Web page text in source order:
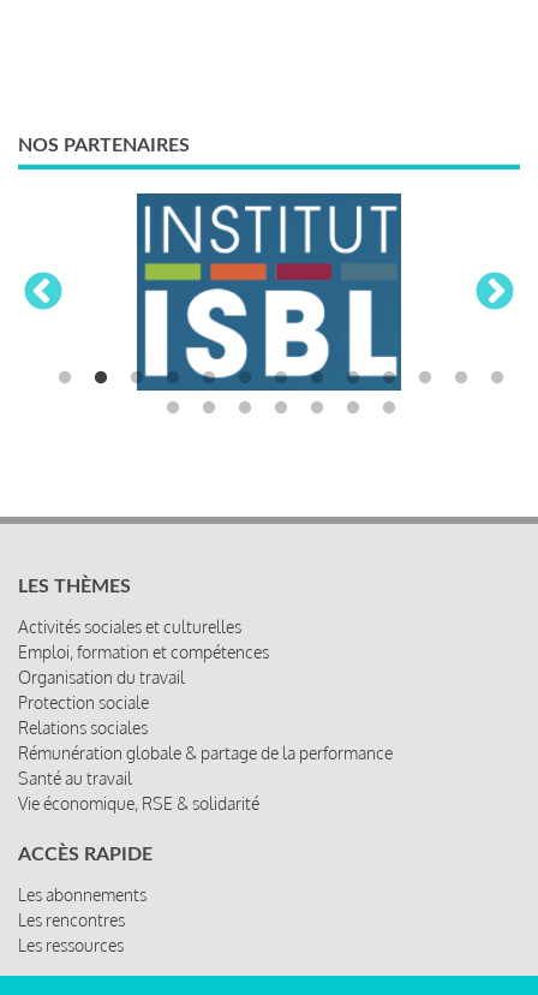
NOS PARTENAIRES
LES THÈMES
Activités sociales et culturelles
Emploi, formation et compétences
Organisation du travail
Protection sociale
Relations sociales
Rémunération globale & partage de la performance
Santé au travail
Vie économique, RSE & solidarité
ACCÈS RAPIDE
Les abonnements
Les rencontres
Les ressources